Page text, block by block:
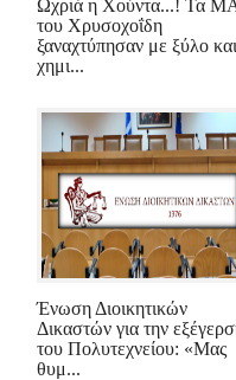
Ωχριά η Χούντα...! Τα
του Χρυσοχοΐδη
ξαναχτύπησαν με ξύλο και
χημι...
Ένωση Διοικητικών
Δικαστών για την
του Πολυτεχνείου: «Μας
θυμ...